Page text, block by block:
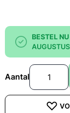
BESTEL
Aantal